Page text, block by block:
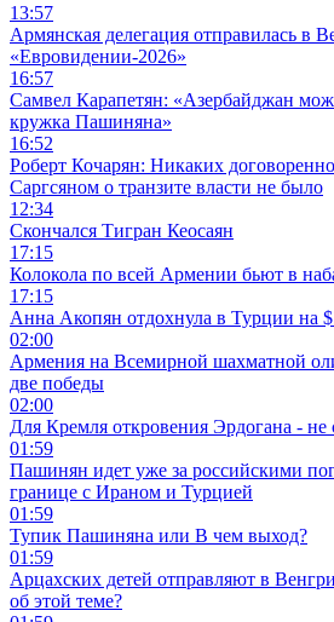
13:57
Армянская делегация отправилась в
«Евровидении-2026»
16:57
Самвел Карапетян: «Азербайджан
кружка Пашиняна»
16:52
Роберт Кочарян: Никаких
Саргсяном о транзите власти не было
12:34
Скончался Тигран Кеосаян
17:15
Колокола по всей Армении бьют в
17:15
Анна Акопян отдохнула в Турции на
02:00
Армения на Всемирной шахматной
две победы
02:00
Для Кремля откровения Эрдогана - не
01:59
Пашинян идет уже за российскими
границе с Ираном и Турцией
01:59
Тупик Пашиняна или В чем выход?
01:59
Арцахских детей отправляют в
об этой теме?